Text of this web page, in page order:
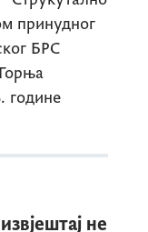
принудног
БРС
године
не